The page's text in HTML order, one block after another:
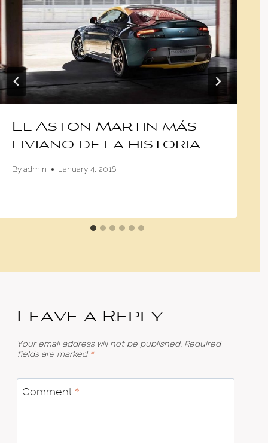
El Aston Martin más
liviano de la historia
Byadmin January 4, 2016
Leave a Reply
Your email address will not be published. Required
fields are marked *
Comment *